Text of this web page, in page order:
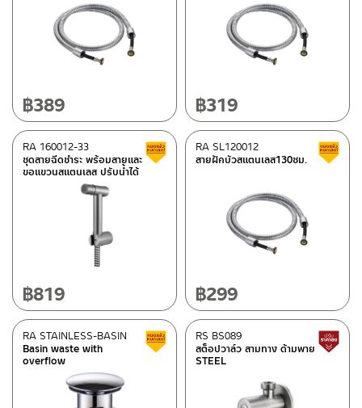
฿389 ฿319
ชุดสายฉีดชำระ พร้อมสายและ
ขอแขวนสแตนเลส ปรับน้ำได้
RA 160012-33 Clearance sale
฿819
สายฝักบัวสแตนเลส130ซม.
RA SL120012
฿299
Basin waste with
overflow
RA STAINLESS-BASIN Clearance sale
สต็อปวาล์ว สามทาง ด้ามพาย
STEEL
RS BS089